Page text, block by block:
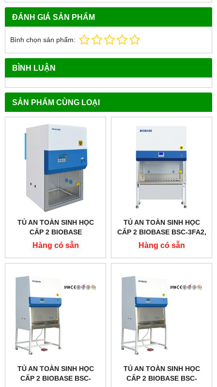
ĐÁNH GIÁ SẢN PHẨM
Bình chọn sản phẩm:
BÌNH LUẬN
SẢN PHẨM CÙNG LOẠI
TỦ AN TOÀN SINH HỌC
CẤP 2 BIOBASE
11231BBC86
Hàng có sẵn
TỦ AN TOÀN SINH HỌC
CẤP 2 BIOBASE BSC-3FA2,
EN CERTIFIED
Hàng có sẵn
TỦ AN TOÀN SINH HỌC
CẤP 2 BIOBASE BSC-
TỦ AN TOÀN SINH HỌC
CẤP 2 BIOBASE BSC-